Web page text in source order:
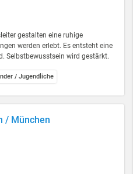
gestalten eine ruhige
werden erlebt. Es entsteht eine
Selbstbewusstsein wird gestärkt.
/ Jugendliche
/ München